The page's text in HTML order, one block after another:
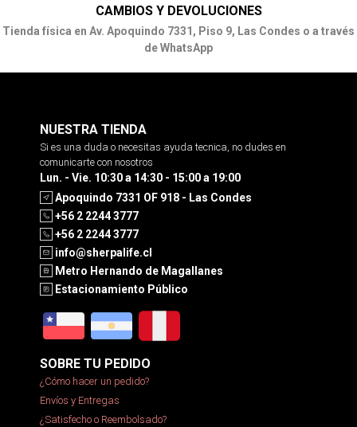
CAMBIOS Y DEVOLUCIONES
Tienda física en Av. Apoquindo 7331, Piso 9, Las Condes o a través
de WhatsApp
NUESTRA TIENDA
Si es una duda o necesitas ayuda tecnica, no dudes en
comunicarte con nosotros
Lun. - Vie. 10:30 a 14:30 - 15:00 a 19:00
Apoquindo 7331 OF 918 - Las Condes
+56 2 2244 3777
+56 2 2244 3777
info@sherpalife.cl
Metro Hernando de Magallanes
Estacionamiento Público
SOBRE TU PEDIDO
¿Cómo hacer un pedido?
Envíos y Entregas
¿Satisfecho o Reembolsado?